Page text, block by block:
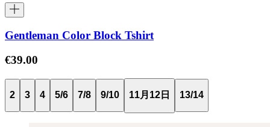
Gentleman Color Block Tshirt
€39.00
2 3 4 5/6 7/8 9/10 11月12日 13/14